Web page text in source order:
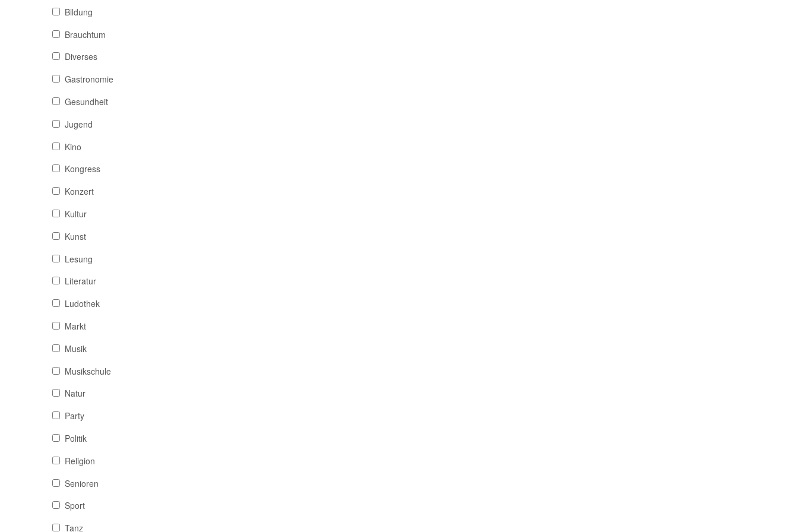
Bildung
Brauchtum
Diverses
Gastronomie
Gesundheit
Jugend
Kino
Kongress
Konzert
Kultur
Kunst
Lesung
Literatur
Ludothek
Markt
Musik
Musikschule
Natur
Party
Politik
Religion
Senioren
Sport
Tanz